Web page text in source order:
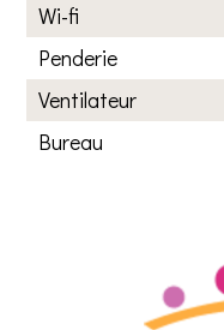
Wi-fi
Penderie
Ventilateur
Bureau